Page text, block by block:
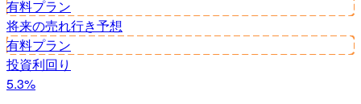
有料プラン
将来の売れ行き予想
有料プラン
投資利回り
5.3%